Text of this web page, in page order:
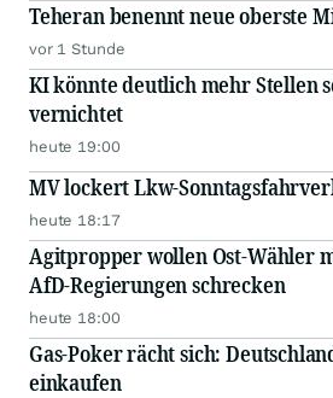
Teheran benennt neue oberste
vor 1 Stunde
KI könnte deutlich mehr Stellen
vernichtet
heute 19:00
MV lockert Lkw-
heute 18:17
Agitpropper wollen Ost-Wähler
AfD-Regierungen schrecken
heute 18:00
Gas-Poker rächt sich:
einkaufen